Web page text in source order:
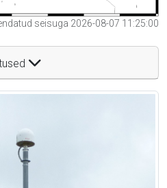
seisuga 2026-08-07 11:25:00